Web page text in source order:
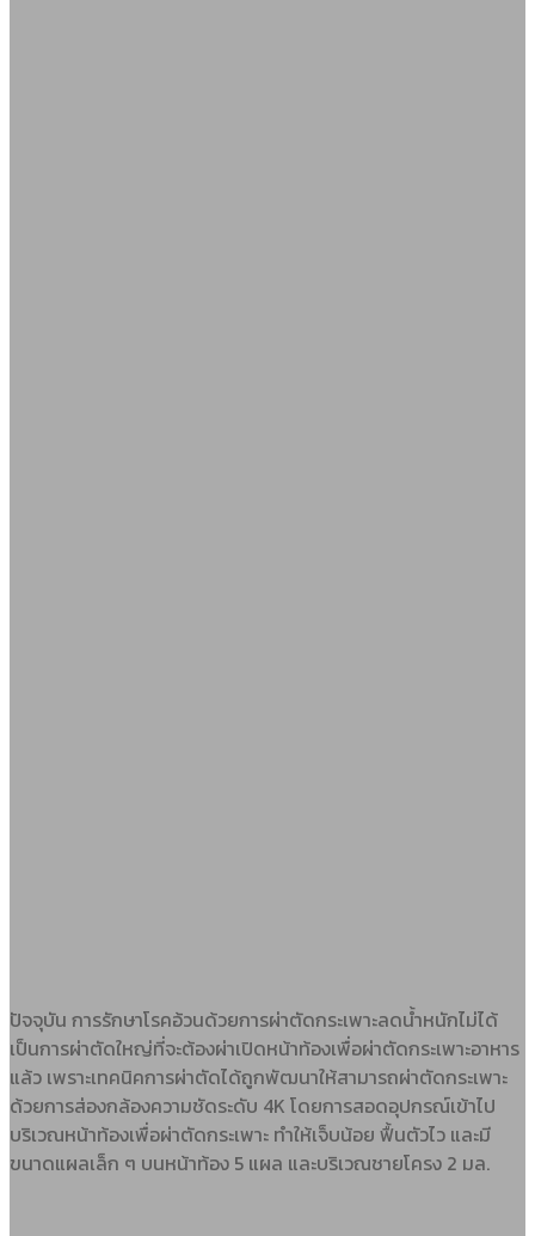
ปัจจุบัน การรักษาโรคอ้วนด้วยการผ่าตัดกระเพาะลดน้ำหนักไม่ได้
เป็นการผ่าตัดใหญ่ที่จะต้องผ่าเปิดหน้าท้องเพื่อผ่าตัดกระเพาะอาหาร
แล้ว เพราะเทคนิคการผ่าตัดได้ถูกพัฒนาให้สามารถผ่าตัดกระเพาะ
ด้วยการส่องกล้องความชัดระดับ 4K โดยการสอดอุปกรณ์เข้าไป
บริเวณหน้าท้องเพื่อผ่าตัดกระเพาะ ทำให้เจ็บน้อย ฟื้นตัวไว และมี
ขนาดแผลเล็ก ๆ บนหน้าท้อง 5 แผล และบริเวณชายโครง 2 มล.